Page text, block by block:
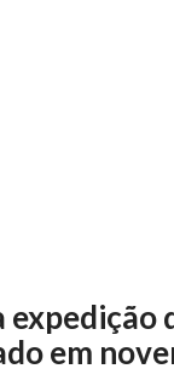
expedição
em